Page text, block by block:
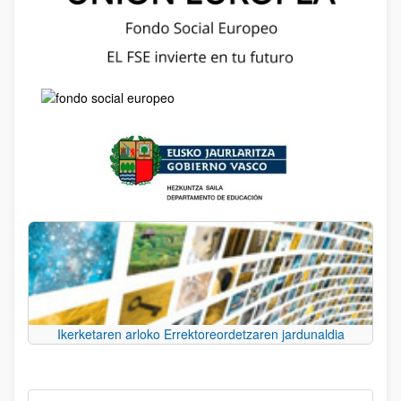
Ikerketaren arloko Errektoreordetzaren jardunaldia